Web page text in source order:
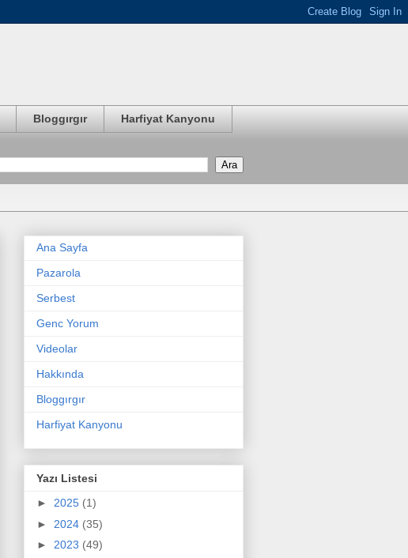
Bloggırgır Harfiyat Kanyonu
Ana Sayfa
Pazarola
Serbest
Genc Yorum
Videolar
Hakkında
Bloggırgır
Harfiyat Kanyonu
Yazı Listesi
► 2025 (1)
► 2024 (35)
► 2023 (49)